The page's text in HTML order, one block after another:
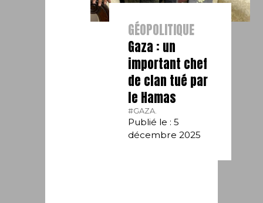
GÉOPOLITIQUE
Gaza : un
important chef
de clan tué par
le Hamas
#GAZA.
Publié le : 5
décembre 2025